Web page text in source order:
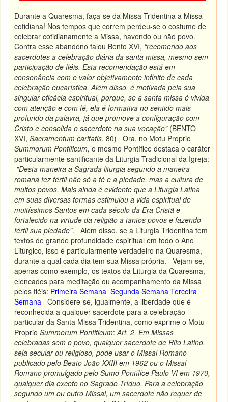
Durante a Quaresma, faça-se da Missa Tridentina a Missa
cotidiana! Nos tempos que correm perdeu-se o costume de
celebrar cotidianamente a Missa, havendo ou não povo.
Contra esse abandono falou Bento XVI, “recomendo aos
sacerdotes a celebração diária da santa missa, mesmo sem
participação de fiéis. Esta recomendação está em
consonância com o valor objetivamente infinito de cada
celebração eucarística. Além disso, é motivada pela sua
singular eficácia espiritual, porque, se a santa missa é vivida
com atenção e com fé, ela é formativa no sentido mais
profundo da palavra, já que promove a configuração com
Cristo e consolida o sacerdote na sua vocação”(BENTO
XVI,Sacramentum caritatis, 80) Ora, no Motu Proprio
Summorum Pontificum, o mesmo Pontífice destaca o caráter
particularmente santificante da Liturgia Tradicional da Igreja:
"Desta maneira a Sagrada liturgia segundo a maneira
romana fez fértil não só a fé e a piedade, mas a cultura de
muitos povos. Mais ainda é evidente que a Liturgia Latina
em suas diversas formas estimulou a vida espiritual de
muitíssimos Santos em cada século da Era Cristã e
fortalecido na virtude da religião a tantos povos e fazendo
fértil sua piedade". Além disso, se a Liturgia Tridentina tem
textos de grande profundidade espiritual em todo o Ano
Litúrgico, isso é particularmente verdadeiro na Quaresma,
durante a qual cada dia tem sua Missa própria. Vejam-se,
apenas como exemplo, os textos da Liturgia da Quaresma,
elencados para meditação ou acompanhamento da Missa
pelos fiéis: Primeira Semana Segunda Semana Terceira
Semana Considere-se, igualmente, a liberdade que é
reconhecida a qualquer sacerdote para a celebração
particular da Santa Missa Tridentina, como exprime o Motu
ProprioSummorum Pontificum:Art. 2. Em Missas
celebradas sem o povo, qualquer sacerdote de Rito Latino,
seja secular ou religioso, pode usar o Missal Romano
publicado pelo Beato João XXIII em 1962 ou o Missal
Romano promulgado pelo Sumo Pontífice Paulo VI em 1970,
qualquer dia exceto no Sagrado Tríduo. Para a celebração
segundo um ou outro Missal, um sacerdote não requer de